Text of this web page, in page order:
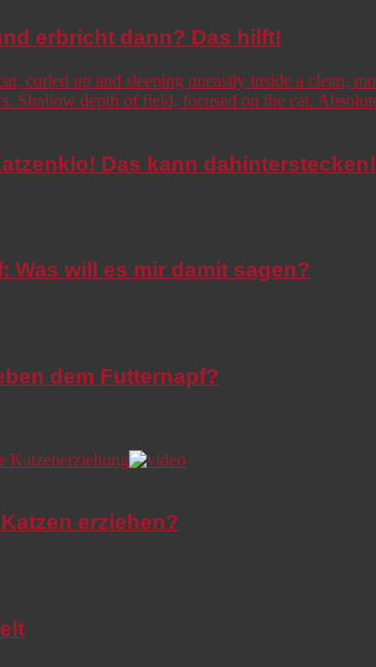
erbricht dann? Das hilft!
Das kann dahinterstecken!
Was will es mir damit sagen?
dem Futternapf?
erziehen?